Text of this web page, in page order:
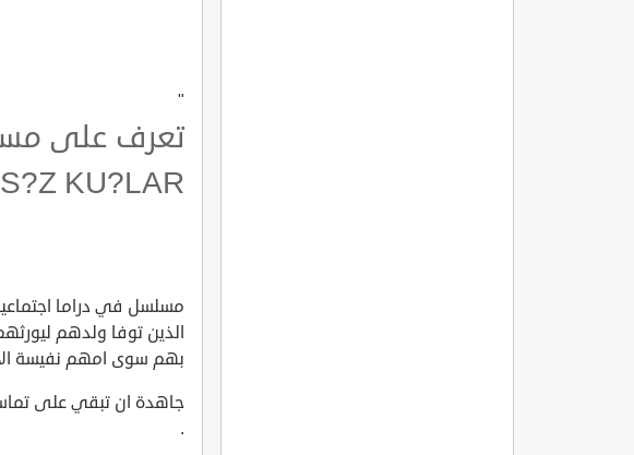
"
تعرف على
KU?LAR
مسلسل في دراما
الذين توفا ولدهم
بهم سوى امهم نفيسة
جاهدة ان تبقي على
.